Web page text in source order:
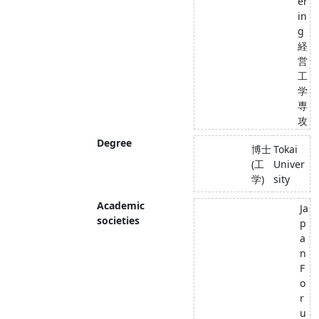
in
g
経
営
工
学
専
攻
Degree
博士
(工
学)
Tokai
Univer
sity
Academic
societies
Ja
p
a
n
F
o
r
u